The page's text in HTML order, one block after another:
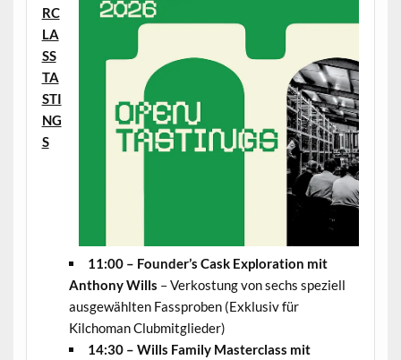
RC
LA
SS
TA
STI
NG
S
11:00 – Founder’s Cask Exploration mit
Anthony Wills – Verkostung von sechs speziell
ausgewählten Fassproben (Exklusiv für
Kilchoman Clubmitglieder)
14:30 – Wills Family Masterclass mit